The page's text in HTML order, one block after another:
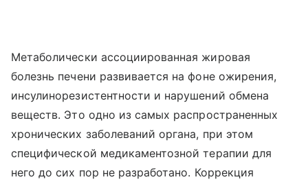
Метаболически ассоциированная жировая
болезнь печени развивается на фоне ожирения,
инсулинорезистентности и нарушений обмена
веществ. Это одно из самых распространенных
хронических заболеваний органа, при этом
специфической медикаментозной терапии для
него до сих пор не разработано. Коррекция